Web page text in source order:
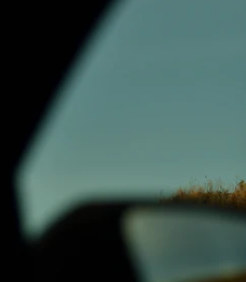
試乗リクエ
スト
オンライン
ショールー